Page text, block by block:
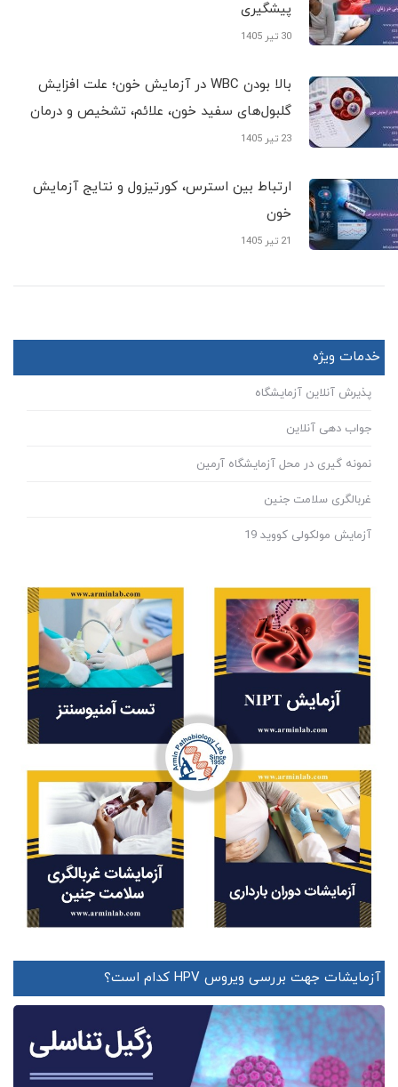
پیشگیری
30 تیر 1405
بالا بودن WBC در آزمایش خون؛ علت افزایش
گلبول‌های سفید خون، علائم، تشخیص و درمان
23 تیر 1405
ارتباط بین استرس، کورتیزول و نتایج آزمایش
خون
21 تیر 1405
خدمات ویژه
پذیرش آنلاین آزمایشگاه
جواب دهی آنلاین
نمونه گیری در محل آزمایشگاه آرمین
غربالگری سلامت جنین
آزمایش مولکولی کووید 19
آزمایشات جهت بررسی ویروس HPV کدام است؟